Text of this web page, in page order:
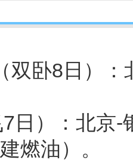
卧8日）：
：北京-银
燃油）。